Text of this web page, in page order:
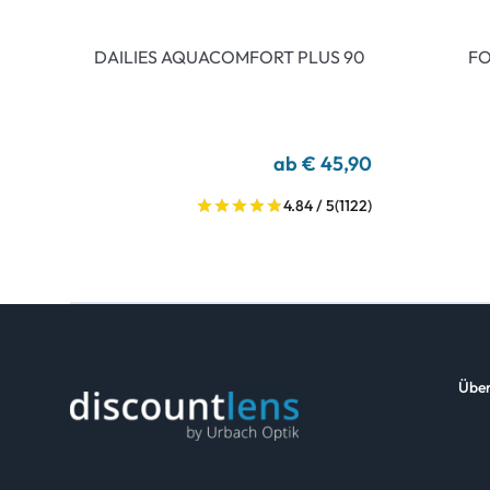
DAILIES AQUACOMFORT PLUS 90
ab € 45,90
4.84 / 5(1122)